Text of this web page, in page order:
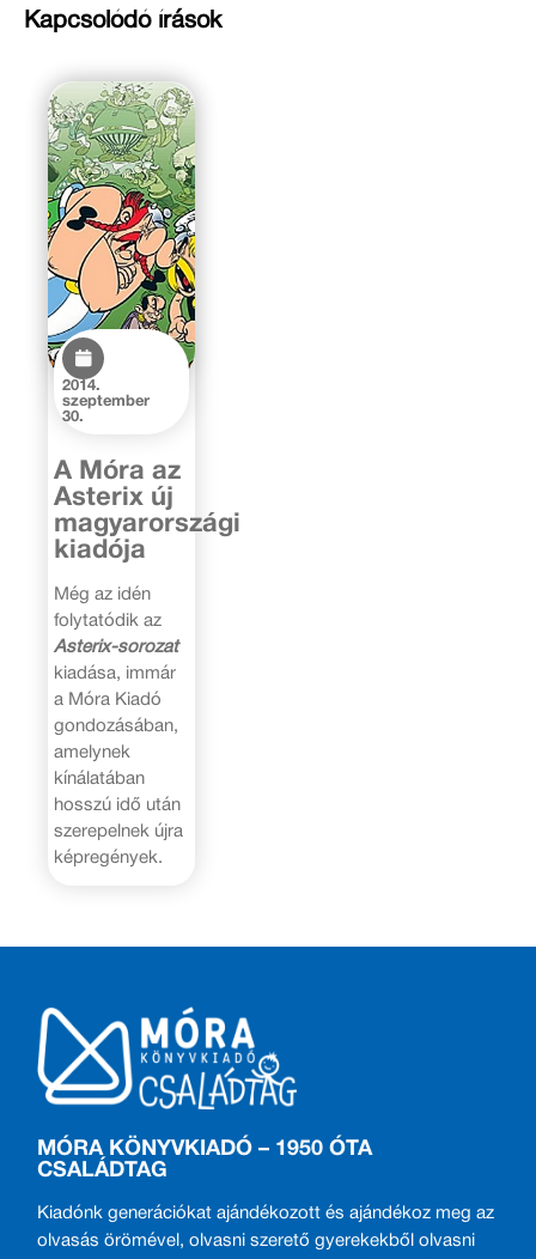
Kapcsolódó írások
2014.
szeptember
30.
A Móra az
Asterix új
magyarországi
kiadója
Még az idén
folytatódik az
Asterix-sorozat
kiadása, immár
a Móra Kiadó
gondozásában,
amelynek
kínálatában
hosszú idő után
szerepelnek újra
képregények.
MÓRA KÖNYVKIADÓ – 1950 ÓTA
CSALÁDTAG
Kiadónk generációkat ajándékozott és ajándékoz meg az
olvasás örömével, olvasni szerető gyerekekből olvasni